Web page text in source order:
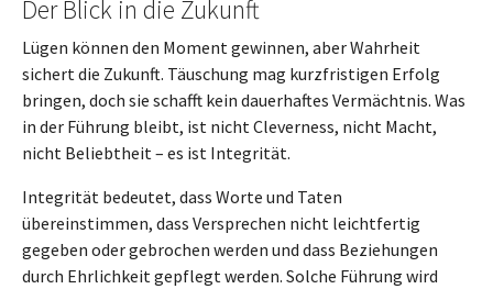
Der Blick in die Zukunft
Lügen können den Moment gewinnen, aber Wahrheit
sichert die Zukunft. Täuschung mag kurzfristigen Erfolg
bringen, doch sie schafft kein dauerhaftes Vermächtnis. Was
in der Führung bleibt, ist nicht Cleverness, nicht Macht,
nicht Beliebtheit – es ist Integrität.
Integrität bedeutet, dass Worte und Taten
übereinstimmen, dass Versprechen nicht leichtfertig
gegeben oder gebrochen werden und dass Beziehungen
durch Ehrlichkeit gepflegt werden. Solche Führung wird